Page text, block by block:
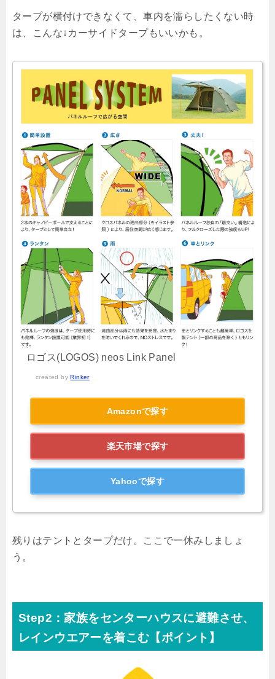
タープが横付けできなくて、車内を濡らしたくない時
は、こんな↓カーサイドタープもいいかも。
ロゴス(LOGOS) neos Link Panel
created byRinker
Amazonで探す
楽天市場で探す
Yahooで探す
残りはテントとタープだけ。ここで一休みしましょ
う。
Step2：家族をセンターハウスに避難させ、
レインウエアーを着こむ【ポイント】